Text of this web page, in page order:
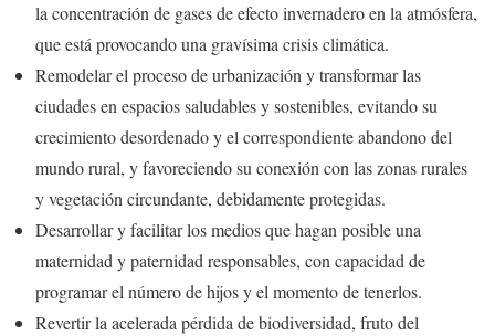
la concentración de gases de efecto invernadero en la atmósfera,
que está provocando una gravísima crisis climática.
Remodelar el proceso de urbanización y transformar las
ciudades en espacios saludables y sostenibles, evitando su
crecimiento desordenado y el correspondiente abandono del
mundo rural, y favoreciendo su conexión con las zonas rurales
y vegetación circundante, debidamente protegidas.
Desarrollar y facilitar los medios que hagan posible una
maternidad y paternidad responsables, con capacidad de
programar el número de hijos y el momento de tenerlos.
Revertir la acelerada pérdida de biodiversidad, fruto del